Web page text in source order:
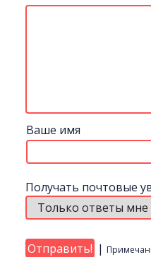
Ваше имя
Получать почтовые
|